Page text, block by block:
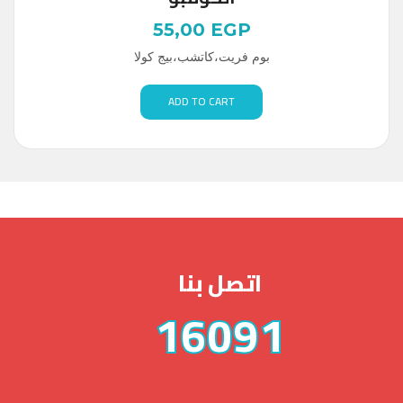
55,00 EGP
بوم فريت،كاتشب،بيج كولا
ADD TO CART
اتصل بنا
16091